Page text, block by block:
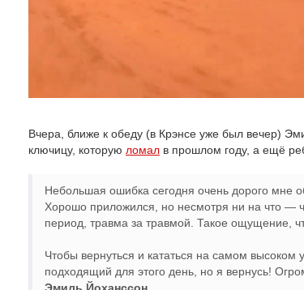
Вчера, ближе к обеду (в Крэнсе уже был вечер)
ключицу, которую ломал в прошлом году, а ещё
Небольшая ошибка сегодня очень дорого мне
Хорошо приложился, но несмотря ни на что —
период, травма за травмой. Такое ощущение,
Чтобы вернуться и кататься на самом
подходящий для этого день, но я вернусь!
Эмиль Йоханссон